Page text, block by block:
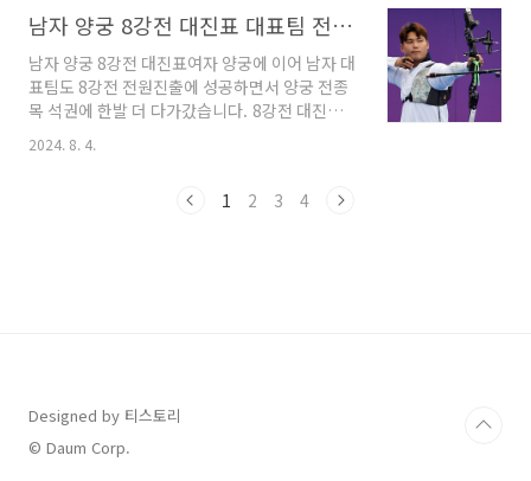
에도 도전할 수 있습니다. 포스팅 현재 진행중인
경기는 일본과 태국의 경기로 무난하게 일본이 4
강에 ..
을 알아보겠습니다. 한국 대표팀은 금메달 11
개, 은메달 8개, 동메달 7개로 메달전에 들기만
하면 금메달을 더 많이 획득하는 모습을 보이고
있습니다. 종전 최고 기록은 금메달 13개인데 이
속도라면 기록을 넘어설 수 있을지도 기대해 볼
만 합니다. 목차1. 대한민국 금메달 현황2. 대한
대한민국 금메달 현황 어제까지 금메달 10개에
남자 양궁 8강전 대진표 대표팀 전원 진출
남자 양궁 8강전 대진표여자 양궁에 이어 남자 대
표팀도 8강전 전원진출에 성공하면서 양궁 전종
목 석권에 한발 더 다가갔습니다. 8강전 대진표
를 알아보겠습니다. 남자 양궁 8강전 대진표1.
남자 양궁 8강전 대진표 김제덕 선수까지 8강에
진표는 다음과 같습니다. 1경기 8시 이우석 선수
2024. 8. 4.
1 2 3 4
Designed by 티스토리
© Daum Corp.